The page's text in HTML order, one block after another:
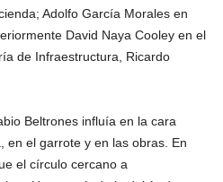
Adolfo García Morales en
David Naya Cooley en el
de Infraestructura, Ricardo
Beltrones influía en la cara
en el garrote y en las obras. En
el círculo cercano a